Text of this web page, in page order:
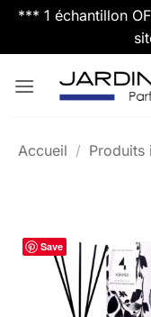
*** 1 échantillon
Accueil / Produits
Save